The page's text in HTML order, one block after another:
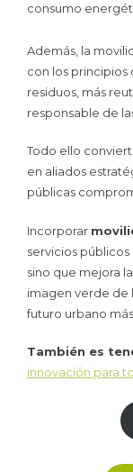
consumo
Además, la
con los principios
residuos, más
responsable de
Todo ello
en aliados
públicas
Incorporar
servicios
sino que mejora
imagen verde de
futuro urbano
También es
innovación para